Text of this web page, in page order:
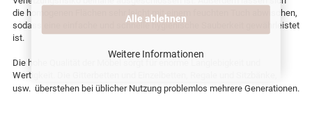
Alle ablehnen
Weitere Informationen
die homogenen Flächen sehr leicht mit einem feuchten Tuch abwischen,
sodass eine einfache und schnelle hygienische Sauberkeit gewährleistet
ist.
Die hohe Qualität der Möbel sorgt für enorme Langlebigkeit und
Wertigkeit. Die Gitterbetten und Einzelbetten, Regale und Sitzbänke,
usw. überstehen bei üblicher Nutzung problemlos mehrere Generationen.